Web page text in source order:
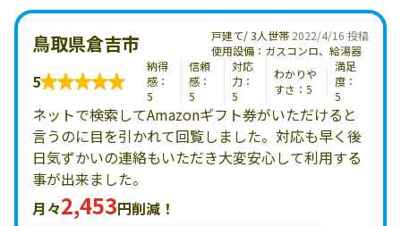
2022/4/16 投稿
鳥取県倉吉市
戸建て/ 3人世帯
使用設備：ガスコンロ、給湯器
5
納得
感：
5
信頼
感：
5
対応
力：
5
わかりや
すさ：5
満足
度：
5
ネットで検索してAmazonギフト券がいただけると
言うのに目を引かれて回覧しました。対応も早く後
日気ずかいの連絡もいただき大変安心して利用する
事が出来ました。
月々2,453円削減！